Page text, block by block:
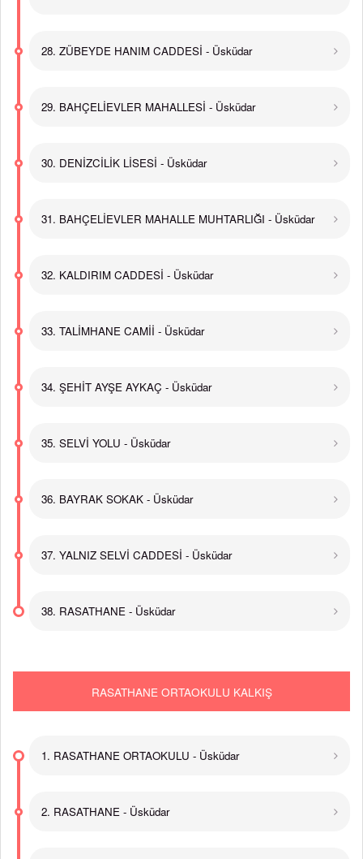
28. ZÜBEYDE HANIM CADDESİ - Üsküdar
29. BAHÇELİEVLER MAHALLESİ - Üsküdar
30. DENİZCİLİK LİSESİ - Üsküdar
31. BAHÇELİEVLER MAHALLE MUHTARLIĞI - Üsküdar
32. KALDIRIM CADDESİ - Üsküdar
33. TALİMHANE CAMİİ - Üsküdar
34. ŞEHİT AYŞE AYKAÇ - Üsküdar
35. SELVİ YOLU - Üsküdar
36. BAYRAK SOKAK - Üsküdar
37. YALNIZ SELVİ CADDESİ - Üsküdar
38. RASATHANE - Üsküdar
RASATHANE ORTAOKULU KALKIŞ
1. RASATHANE ORTAOKULU - Üsküdar
2. RASATHANE - Üsküdar